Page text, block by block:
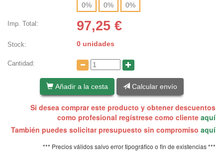
0% 0% 0%
Imp. Total: 97,25 €
Stock: 0 unidades
Cantidad:
Añadir a la cesta Calcular envío
Si desea comprar este producto y obtener descuentos
como profesional regístrese como cliente aquí
También puedes solicitar presupuesto sin compromiso aquí
*** Precios válidos salvo error tipográfico o fin de existencias ***